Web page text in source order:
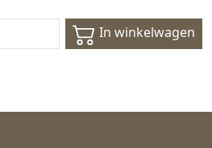
In winkelwagen